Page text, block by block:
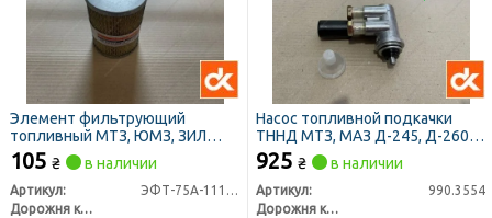
Элемент фильтрующий
топливный МТЗ, ЮМЗ, ЗИЛ
5301 Т-40 тонкой очистки
метал. (ДК)
105 ₴ в наличии
Артикул:
ЭФТ-75А-1117040
Дорожня карта
Насос топливной подкачки
ТННД МТЗ, МАЗ Д-245, Д-260
(насос MOTORPAL) (ДК)
925 ₴ в наличии
Артикул:
990.3554
Дорожня карта